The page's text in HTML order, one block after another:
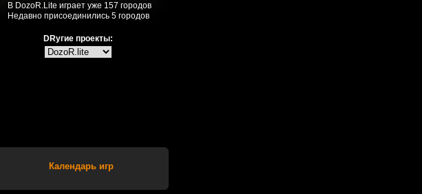
В DozoR.Lite играет уже 157 городов
Недавно присоединились 5 городов
DRугие проекты:
Календарь игр